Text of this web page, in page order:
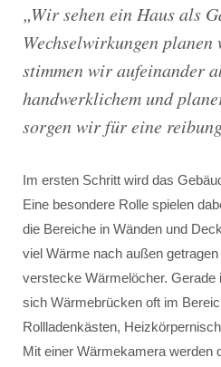
„Wir sehen ein Haus als
Wechselwirkungen
stimmen wir aufeinander
handwerklichem und
sorgen wir für eine
Im ersten Schritt wird das
Eine besondere Rolle spielen
die Bereiche in Wänden und
viel Wärme nach außen
verstecke Wärmelöcher. Gerade
sich Wärmebrücken oft im
Rollladenkästen,
Mit einer Wärmekamera werden